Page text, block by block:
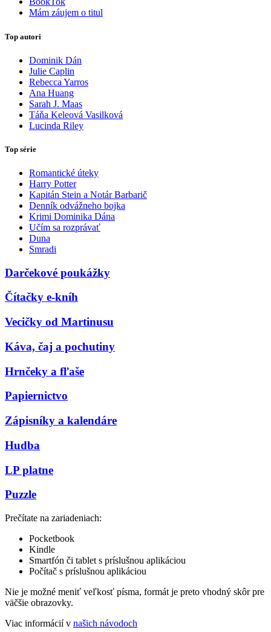
Mám záujem o titul
Top autori
Dominik Dán
Julie Caplin
Rebecca Yarros
Ana Huang
Sarah J. Maas
Táňa Keleová Vasilková
Lucinda Riley
Top série
Romantické úteky
Harry Potter
Kapitán Stein a Notár Barbarič
Denník odvážneho bojka
Krimi Dominika Dána
Učím sa rozprávať
Duna
Smradi
Darčekové poukážky
Čítačky e-kníh
Vecičky od Martinusu
Káva, čaj a pochutiny
Hrnčeky a fľaše
Papiernictvo
Zápisníky a kalendáre
Hudba
LP platne
Puzzle
Prečítate na zariadeniach:
Pocketbook
Kindle
Smartfón či tablet s príslušnou aplikáciou
Počítač s príslušnou aplikáciou
Nie je možné meniť veľkosť písma, formát je preto vhodný skôr pre
väčšie obrazovky.
Viac informácií v našich návodoch